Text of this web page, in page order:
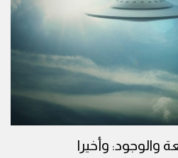
والوجود: وأخيرا